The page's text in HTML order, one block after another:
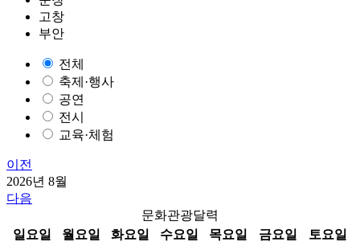
고창
부안
전체
축제·행사
공연
전시
교육·체험
이전
2026년 8월
다음
문화관광달력
일요일
월요일 화요일 수요일 목요일 금요일 토요일